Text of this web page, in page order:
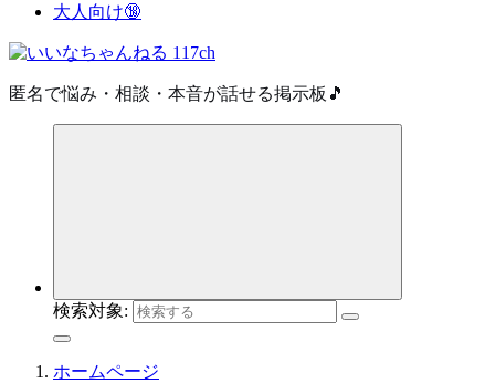
大人向け🔞
匿名で悩み・相談・本音が話せる掲示板🎵
検索対象:
ホームページ